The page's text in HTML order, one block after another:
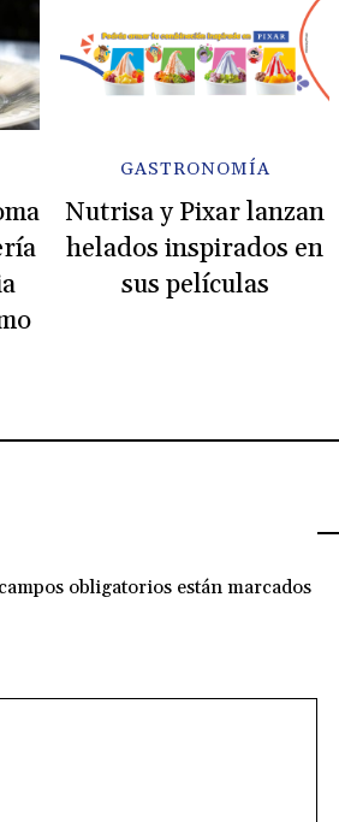
GASTRONOMÍA
Nutrisa y Pixar lanzan
helados inspirados en
sus películas
obligatorios están marcados